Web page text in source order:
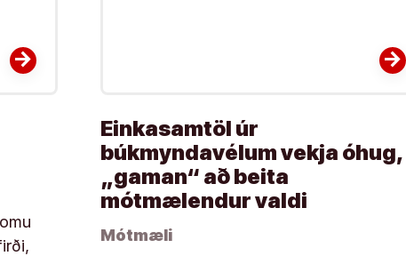
arrow_forward arrow_forward
Einkasamtöl úr
búkmyndavélum vekja óhug,
„gaman“ að beita
mótmælendur valdi
Mótmæli